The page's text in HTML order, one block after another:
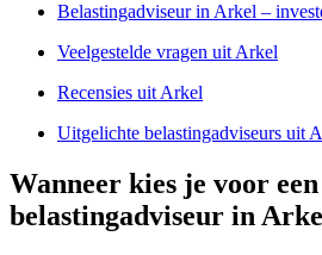
Belastingadviseur in Arkel –
Veelgestelde vragen uit Arkel
Recensies uit Arkel
Uitgelichte belastingadviseurs uit
Wanneer kies je voor een
belastingadviseur in